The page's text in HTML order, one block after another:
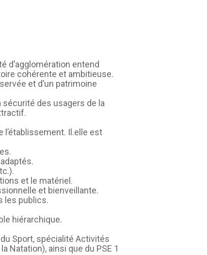
d’agglomération entend
cohérente et ambitieuse.
et d’un patrimoine
sécurité des usagers de la
l’établissement. Il.elle est
et le matériel.
et bienveillante.
les publics.
hiérarchique.
Sport, spécialité Activités
Natation), ainsi que du PSE 1